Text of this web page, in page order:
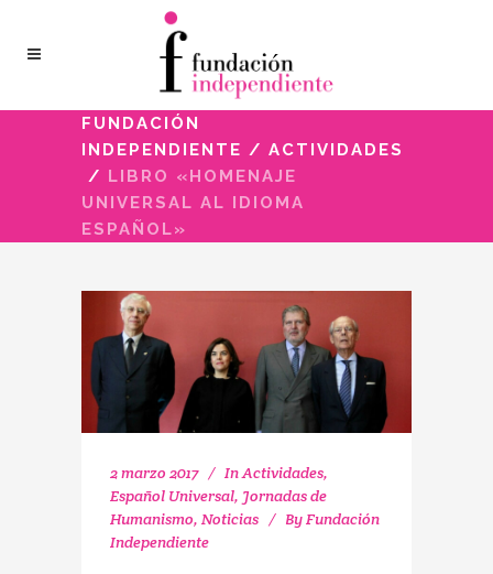
FUNDACIÓN
INDEPENDIENTE / ACTIVIDADES
/ LIBRO «HOMENAJE
UNIVERSAL AL IDIOMA
ESPAÑOL»
2 marzo 2017 InActividades,
Español Universal, Jornadas de
Humanismo, Noticias ByFundación
Independiente